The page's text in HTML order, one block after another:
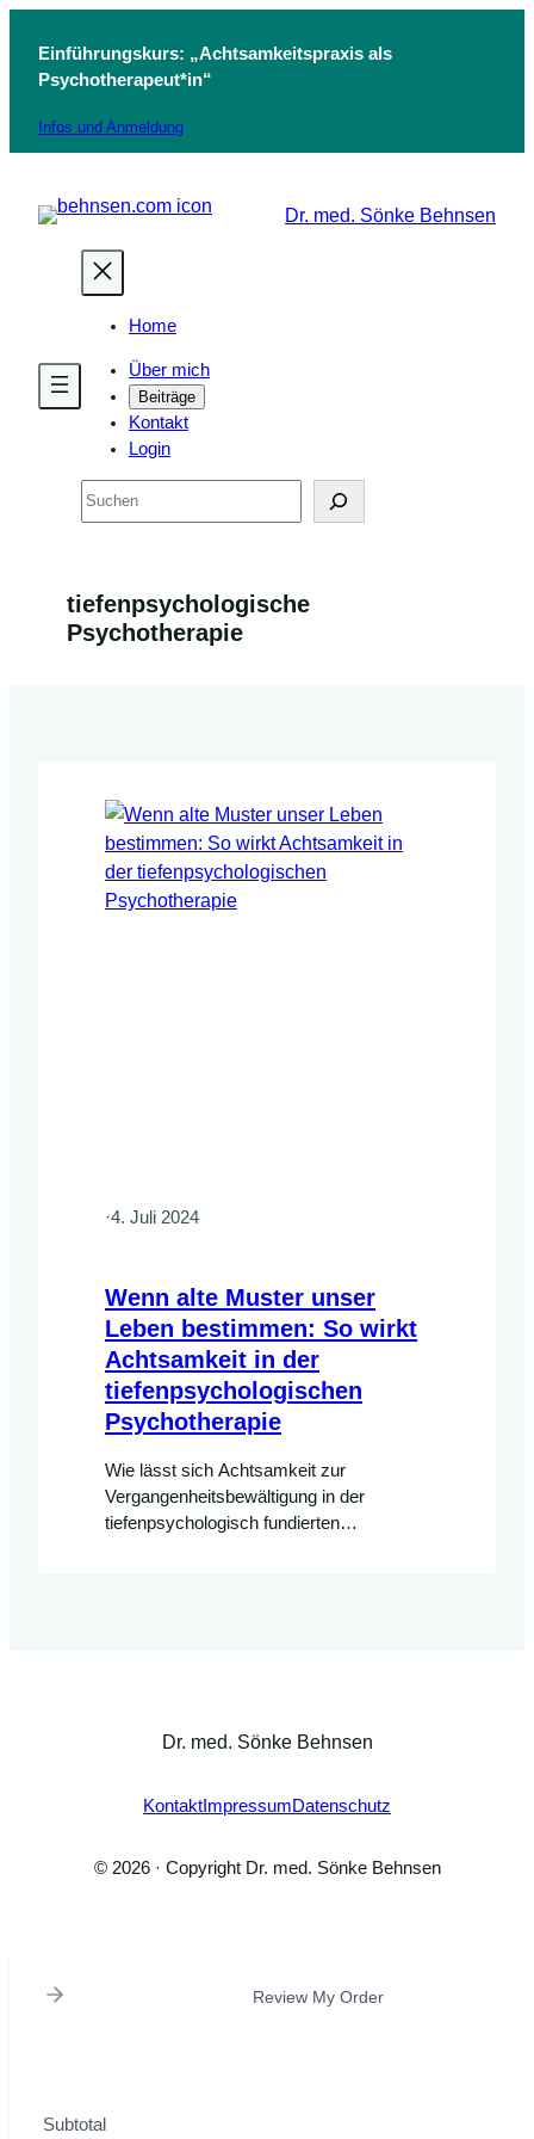
Inhalt
springen
Einführungskurs: „Achtsamkeitspraxis als
Psychotherapeut*in“
Infos und Anmeldung
Dr. med. Sönke Behnsen
Home
Über mich
Beiträge
Kontakt
Login
Suchen
tiefenpsychologische
Psychotherapie
·4. Juli 2024
Wenn alte Muster unser
Leben bestimmen: So wirkt
Achtsamkeit in der
tiefenpsychologischen
Psychotherapie
Wie lässt sich Achtsamkeit zur
Vergangenheitsbewältigung in der
tiefenpsychologisch fundierten
Dr. med. Sönke Behnsen
Kontakt ImpressumDatenschutz
© 2026 · Copyright Dr. med. Sönke Behnsen
Review My Order
Subtotal